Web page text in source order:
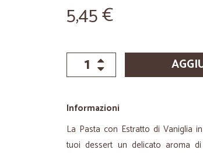
5,45 €
Informazioni
La Pasta con Estratto di Vaniglia
tuoi dessert un delicato aroma